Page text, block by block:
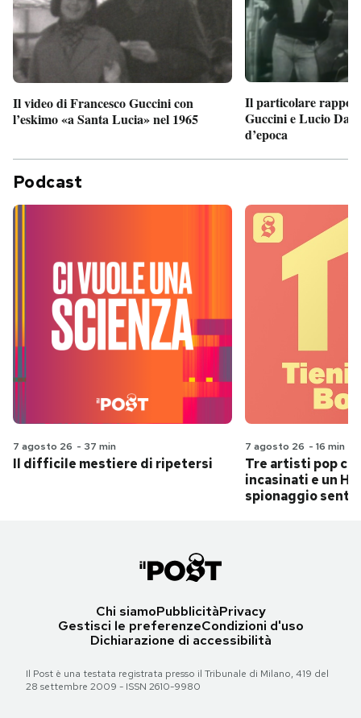
Il video di Francesco Guccini con
l’eskimo «a Santa Lucia» nel 1965
Il particolare
Guccini e Lucio
d’epoca
Podcast
7 agosto 26 - 37 min
Il difficile mestiere di ripetersi
7 agosto 26 - 16 min
Tre artisti pop
incasinati e un
spionaggio
Chi siamoPubblicitàPrivacy
Gestisci le preferenzeCondizioni d'uso
Dichiarazione di accessibilità
Il Post è una testata registrata presso il Tribunale di Milano, 419 del
28 settembre 2009 - ISSN 2610-9980